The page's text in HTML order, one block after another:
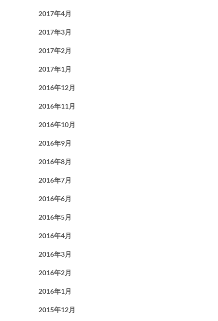
2017年4月
2017年3月
2017年2月
2017年1月
2016年12月
2016年11月
2016年10月
2016年9月
2016年8月
2016年7月
2016年6月
2016年5月
2016年4月
2016年3月
2016年2月
2016年1月
2015年12月